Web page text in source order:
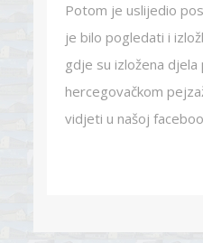
Potom je uslijedio
je bilo pogledati i
gdje su izložena
hercegovačkom
vidjeti u našoj